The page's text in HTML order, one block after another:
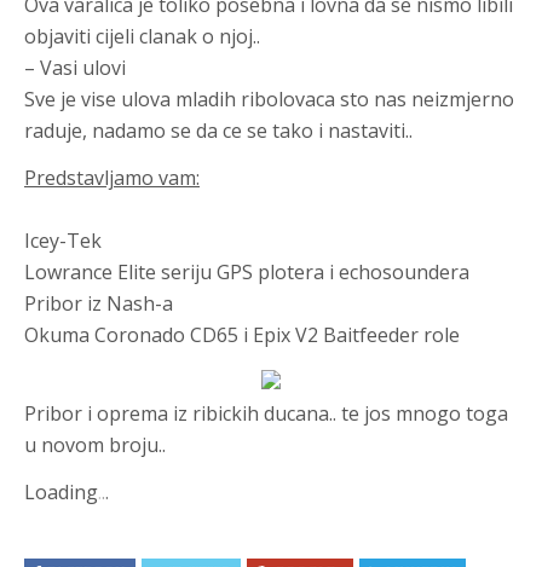
objaviti cijeli clanak o njoj..
– Vasi ulovi
Sve je vise ulova mladih ribolovaca sto nas neizmjerno
raduje, nadamo se da ce se tako i nastaviti..
Predstavljamo vam:
Icey-Tek
Lowrance Elite seriju GPS plotera i echosoundera
Pribor iz Nash-a
Okuma Coronado CD65 i Epix V2 Baitfeeder role
Pribor i oprema iz ribickih ducana.. te jos mnogo toga
u novom broju..
Loading...